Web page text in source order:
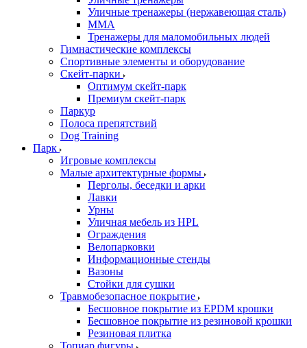
Уличные тренажеры (нержавеющая сталь)
ММА
Тренажеры для маломобильных людей
Гимнастические комплексы
Спортивные элементы и оборудование
Скейт-парки
Оптимум скейт-парк
Премиум скейт-парк
Паркур
Полоса препятствий
Dog Training
Парк
Игровые комплексы
Малые архитектурные формы
Перголы, беседки и арки
Лавки
Урны
Уличная мебель из HPL
Ограждения
Велопарковки
Информационные стенды
Вазоны
Стойки для сушки
Травмобезопасное покрытие
Бесшовное покрытие из EPDM крошки
Бесшовное покрытие из резиновой крошки
Резиновая плитка
Топиар фигуры